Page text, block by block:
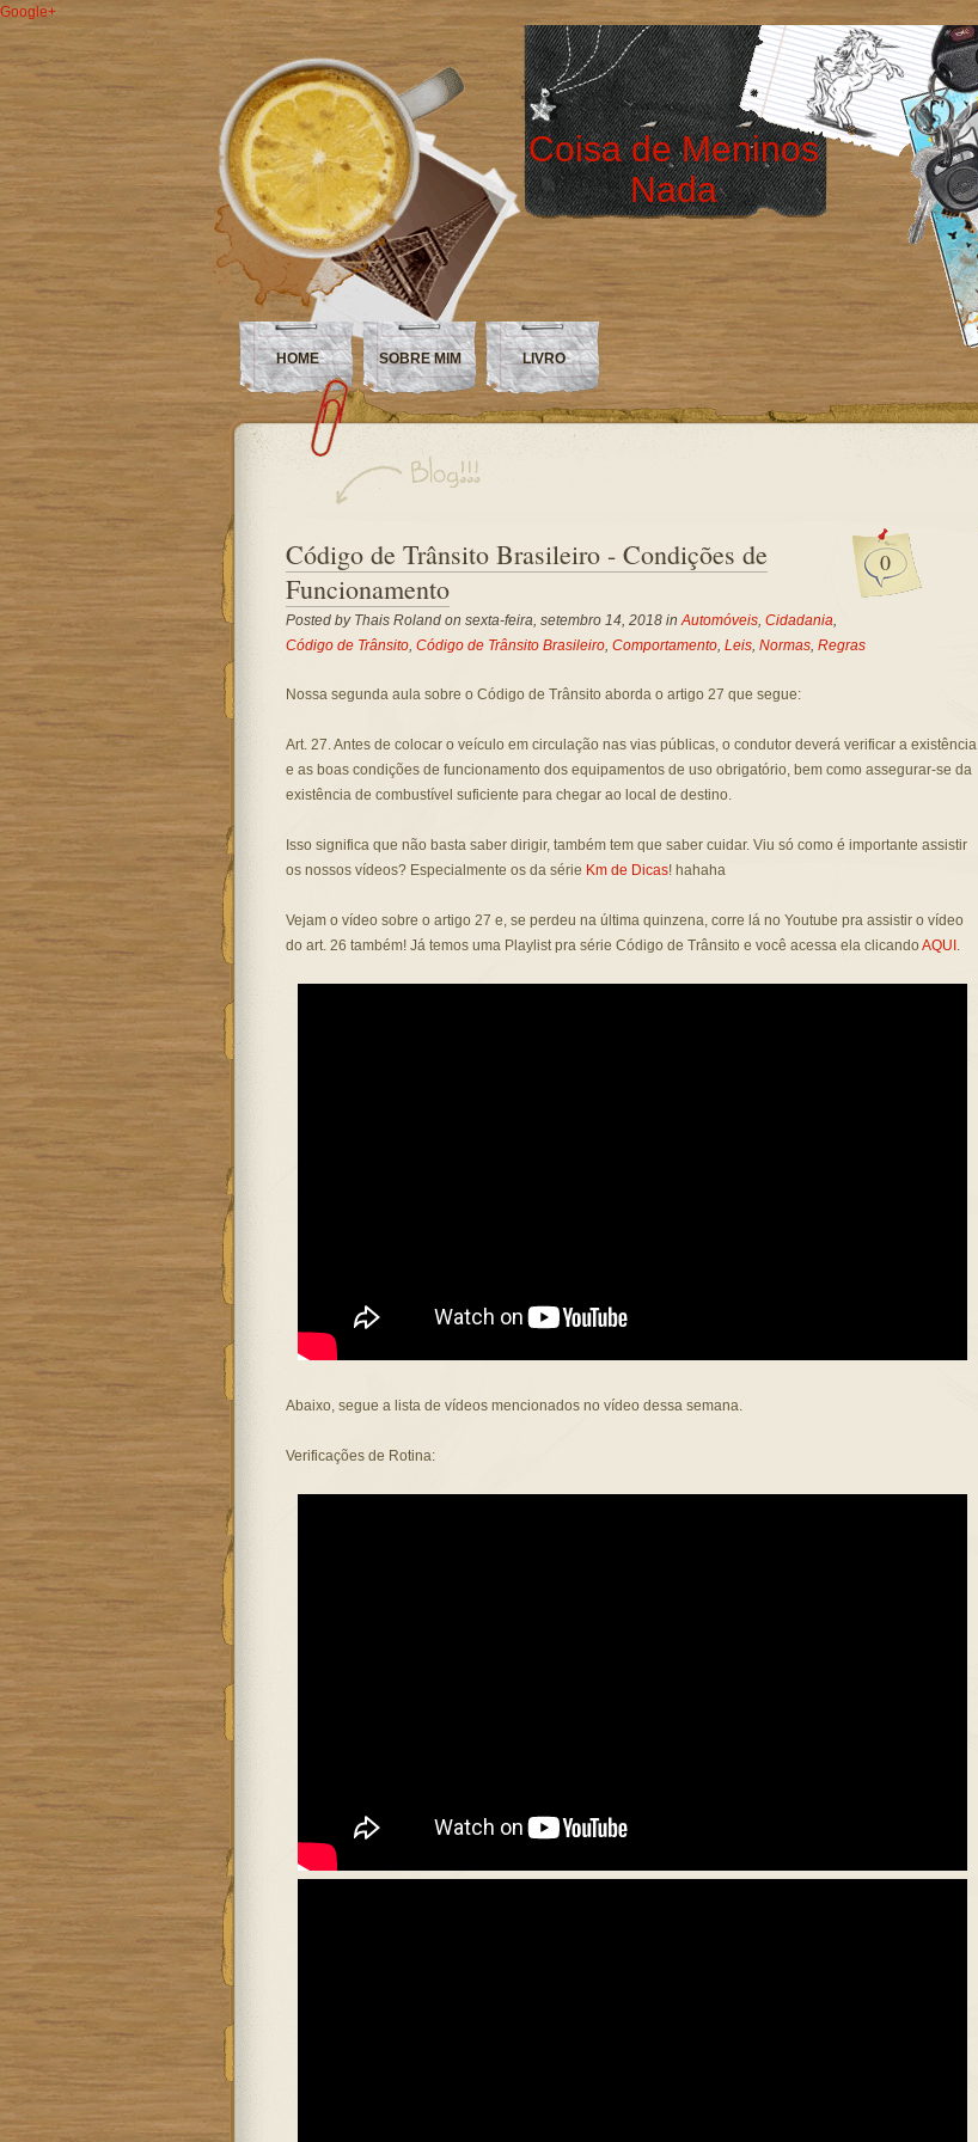
Google+
Coisa de Meninos
Nada
HOME SOBRE MIM LIVRO
0
Código de Trânsito Brasileiro - Condições de
Funcionamento
Posted by Thais Rolandon sexta-feira, setembro 14, 2018 inAutomóveis, Cidadania,
Código de Trânsito, Código de Trânsito Brasileiro, Comportamento, Leis, Normas, Regras
Nossa segunda aula sobre o Código de Trânsito aborda o artigo 27 que segue:
Art. 27. Antes de colocar o veículo em circulação nas vias públicas, o condutor deverá verificar a existência
e as boas condições de funcionamento dos equipamentos de uso obrigatório, bem como assegurar-se da
existência de combustível suficiente para chegar ao local de destino.
Isso significa que não basta saber dirigir, também tem que saber cuidar. Viu só como é importante assistir
os nossos vídeos? Especialmente os da série Km de Dicas! hahaha
Vejam o vídeo sobre o artigo 27 e, se perdeu na última quinzena, corre lá no Youtube pra assistir o vídeo
do art. 26 também! Já temos uma Playlist pra série Código de Trânsito e você acessa ela clicandoAQUI .
Abaixo, segue a lista de vídeos mencionados no vídeo dessa semana.
Verificações de Rotina: